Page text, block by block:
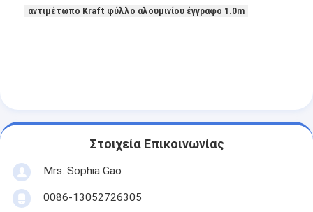
Συγκολλητική ταινία μόνωσης
αντιμέτωπο Kraft φύλλο αλουμινίου έγγραφο 1.0m
Στοιχεία Επικοινωνίας
Mrs. Sophia Gao
0086-13052726305